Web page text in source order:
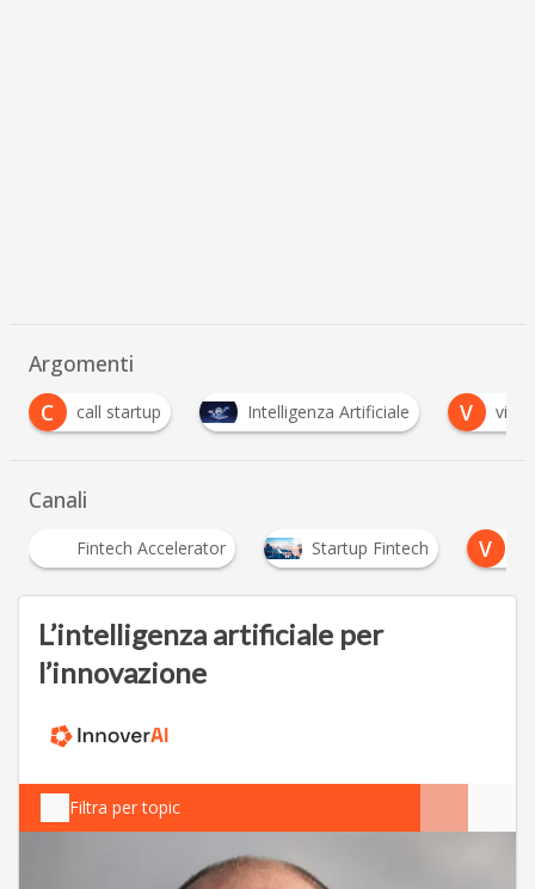
Argomenti
call startup Intelligenza Artificiale V video
Canali
Fintech Accelerator Startup Fintech V Video
L’intelligenza artificiale per
l’innovazione
Filtra per topic